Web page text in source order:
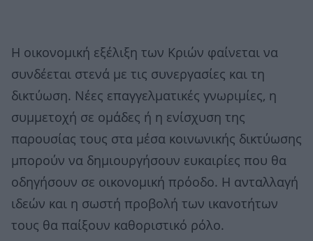
Η οικονομική εξέλιξη των Κριών φαίνεται να
συνδέεται στενά με τις συνεργασίες και τη
δικτύωση. Νέες επαγγελματικές γνωριμίες, η
συμμετοχή σε ομάδες ή η ενίσχυση της
παρουσίας τους στα μέσα κοινωνικής δικτύωσης
μπορούν να δημιουργήσουν ευκαιρίες που θα
οδηγήσουν σε οικονομική πρόοδο. Η ανταλλαγή
ιδεών και η σωστή προβολή των ικανοτήτων
τους θα παίξουν καθοριστικό ρόλο.